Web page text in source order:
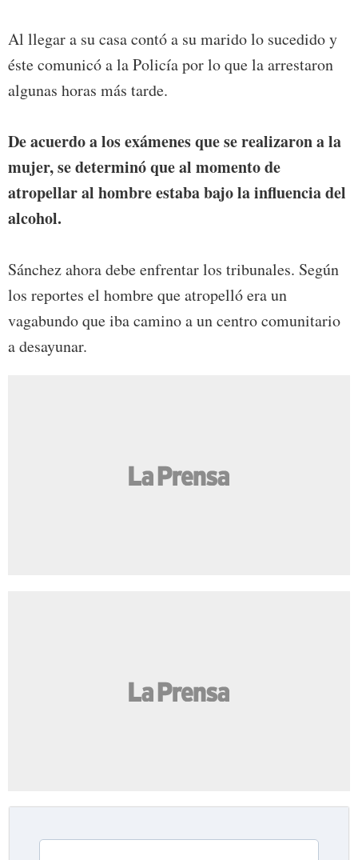
Al llegar a su casa contó a su marido lo sucedido y
éste comunicó a la Policía por lo que la arrestaron
algunas horas más tarde.
De acuerdo a los exámenes que se realizaron a la
mujer, se determinó que al momento de
atropellar al hombre estaba bajo la influencia del
alcohol.
Sánchez ahora debe enfrentar los tribunales. Según
los reportes el hombre que atropelló era un
vagabundo que iba camino a un centro comunitario
a desayunar.